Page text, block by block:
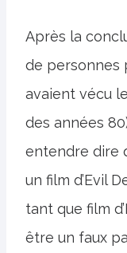
Après la
de personnes
avaient vécu
des années
entendre dire
un film d’Evil
tant que film
être un faux